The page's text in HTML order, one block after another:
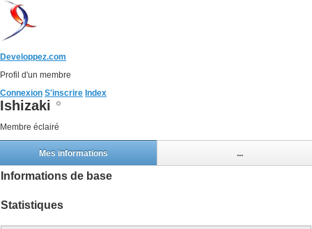
Developpez.com
Profil d'un membre
Connexion S'inscrire Index
Ishizaki
Membre éclairé
Mes informations ...
Informations de base
Statistiques